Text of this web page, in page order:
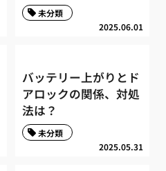
2025.06.01
未分類
バッテリー上がりとド
アロックの関係、対処
法は？
2025.05.31
未分類